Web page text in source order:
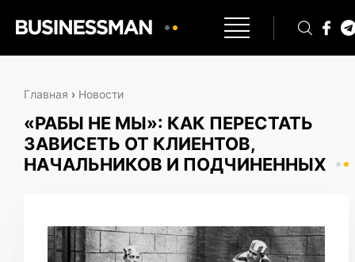
Главная › Новости
«РАБЫ НЕ МЫ»: КАК ПЕРЕСТАТЬ
ЗАВИСЕТЬ ОТ КЛИЕНТОВ,
НАЧАЛЬНИКОВ И ПОДЧИНЕННЫХ